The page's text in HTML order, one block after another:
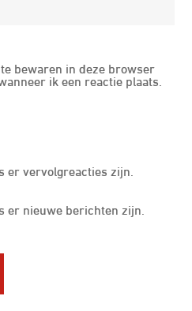
bewaren in deze browser
ik een reactie plaats.
er vervolgreacties zijn.
er nieuwe berichten zijn.